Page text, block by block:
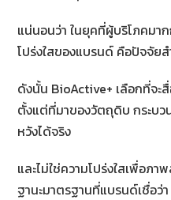
แน่นอนว่า ในยุคที่ผู้บริโภคมา
โปร่งใสของแบรนด์ คือปัจจัย
ดังนั้น BioActive+ เลือกที่จะ
ตั้งแต่ที่มาของวัตถุดิบ กระบ
หวังได้จริง
และไม่ใช่ความโปร่งใสเพื่อภ
ฐานะมาตรฐานที่แบรนด์เชื่อ